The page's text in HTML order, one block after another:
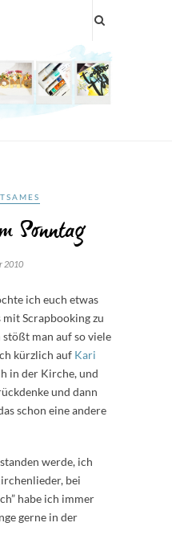
Sonntag
2010
ich euch etwas
Scrapbooking zu
man auf so viele
kürzlich auf Kari
in der Kirche, und
und dann
schon eine andere
werde, ich
bei
habe ich immer
gerne in der